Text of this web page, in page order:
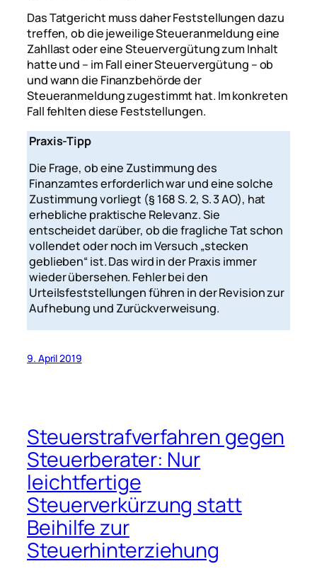
Das Tatgericht muss daher Feststellungen dazu
treffen, ob die jeweilige Steueranmeldung eine
Zahllast oder eine Steuervergütung zum Inhalt
hatte und – im Fall einer Steuervergütung – ob
und wann die Finanzbehörde der
Steueranmeldung zugestimmt hat. Im konkreten
Fall fehlten diese Feststellungen.
Praxis-Tipp
Die Frage, ob eine Zustimmung des
Finanzamtes erforderlich war und eine solche
Zustimmung vorliegt (§ 168 S. 2, S. 3 AO), hat
erhebliche praktische Relevanz. Sie
entscheidet darüber, ob die fragliche Tat schon
vollendet oder noch im Versuch „stecken
geblieben“ ist. Das wird in der Praxis immer
wieder übersehen. Fehler bei den
Urteilsfeststellungen führen in der Revision zur
Aufhebung und Zurückverweisung.
9. April 2019
Steuerstrafverfahren gegen
Steuerberater: Nur
leichtfertige
Steuerverkürzung statt
Beihilfe zur
Steuerhinterziehung